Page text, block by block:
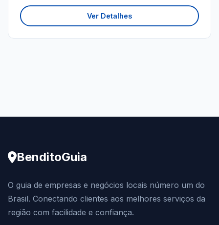
Ver Detalhes
BenditoGuia
O guia de empresas e negócios locais número um do
Brasil. Conectando clientes aos melhores serviços da
região com facilidade e confiança.